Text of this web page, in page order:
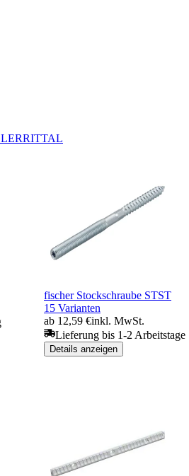
RITTAL
fischer Stockschraube STST
15 Varianten
ab 12,59 €inkl. MwSt.
Lieferung bis 1-2 Arbeitstage
Details anzeigen